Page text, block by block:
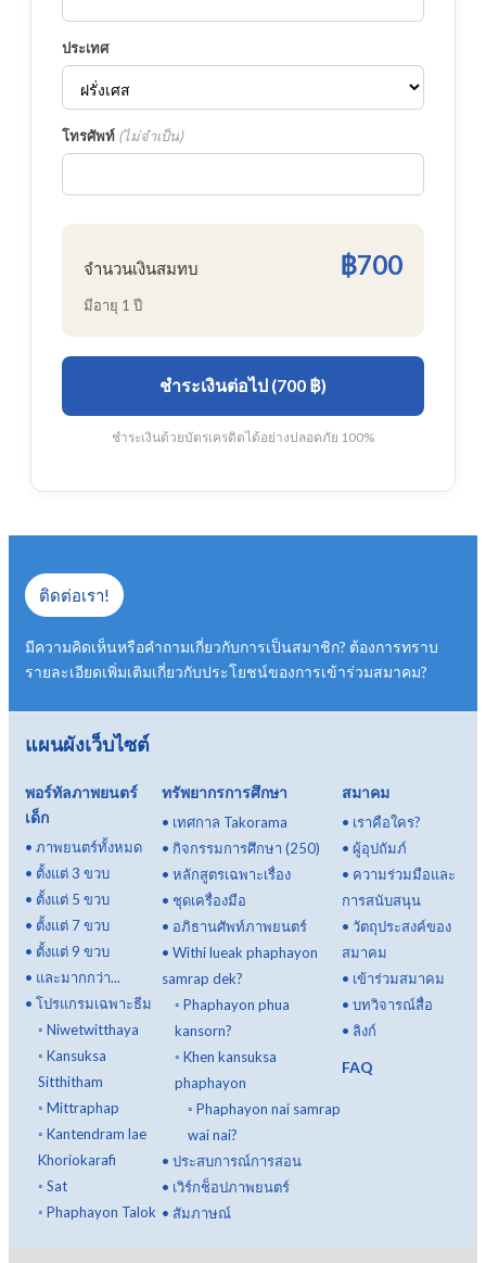
ประเทศ
โทรศัพท์ (ไม่จำเป็น)
จำนวนเงินสมทบ ฿700
มีอายุ 1 ปี
ชำระเงินต่อไป (700 ฿)
ชำระเงินด้วยบัตรเครดิตได้อย่างปลอดภัย 100%
ติดต่อเรา!
มีความคิดเห็นหรือคำถามเกี่ยวกับการเป็นสมาชิก? ต้องการทราบ
รายละเอียดเพิ่มเติมเกี่ยวกับประโยชน์ของการเข้าร่วมสมาคม?
แผนผังเว็บไซต์
พอร์ทัลภาพยนตร์
เด็ก
• ภาพยนตร์ทั้งหมด
• ตั้งแต่ 3 ขวบ
• ตั้งแต่ 5 ขวบ
• ตั้งแต่ 7 ขวบ
• ตั้งแต่ 9 ขวบ
• และมากกว่า...
• โปรแกรมเฉพาะธีม
◦ Niwetwitthaya
◦ Kansuksa
Sitthitham
◦ Mittraphap
◦ Kantendram lae
Khoriokarafi
◦ Sat
◦ Phaphayon Talok
ทรัพยากรการศึกษา
• เทศกาล Takorama
• กิจกรรมการศึกษา (250)
• หลักสูตรเฉพาะเรื่อง
• ชุดเครื่องมือ
• อภิธานศัพท์ภาพยนตร์
• Withi lueak phaphayon
samrap dek?
◦ Phaphayon phua
kansorn?
◦ Khen kansuksa
phaphayon
◦ Phaphayon nai samrap
wai nai?
• ประสบการณ์การสอน
• เวิร์กช็อปภาพยนตร์
• สัมภาษณ์
สมาคม
• เราคือใคร?
•ผู้อุปถัมภ์
• ความร่วมมือและ
การสนับสนุน
•วัตถุประสงค์ของ
สมาคม
• เข้าร่วมสมาคม
•บทวิจารณ์สื่อ
• ลิงก์
FAQ